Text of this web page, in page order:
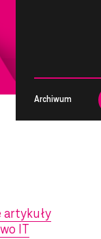
Archiwum
artykuły
IT